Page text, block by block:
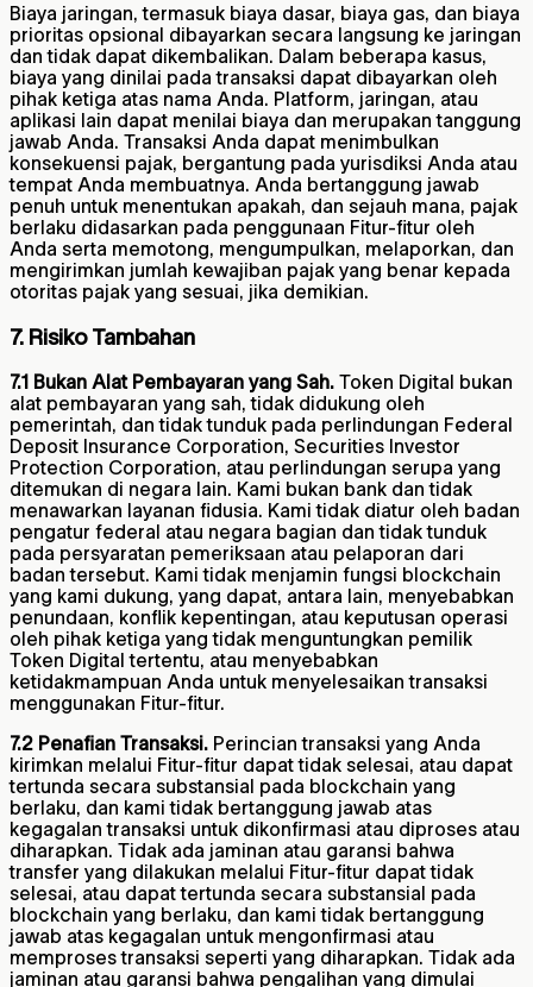
Biaya jaringan, termasuk biaya dasar, biaya gas, dan biaya
prioritas opsional dibayarkan secara langsung ke jaringan
dan tidak dapat dikembalikan. Dalam beberapa kasus,
biaya yang dinilai pada transaksi dapat dibayarkan oleh
pihak ketiga atas nama Anda. Platform, jaringan, atau
aplikasi lain dapat menilai biaya dan merupakan tanggung
jawab Anda. Transaksi Anda dapat menimbulkan
konsekuensi pajak, bergantung pada yurisdiksi Anda atau
tempat Anda membuatnya. Anda bertanggung jawab
penuh untuk menentukan apakah, dan sejauh mana, pajak
berlaku didasarkan pada penggunaan Fitur-fitur oleh
Anda serta memotong, mengumpulkan, melaporkan, dan
mengirimkan jumlah kewajiban pajak yang benar kepada
otoritas pajak yang sesuai, jika demikian.
7. Risiko Tambahan
7.1 Bukan Alat Pembayaran yang Sah. Token Digital bukan
alat pembayaran yang sah, tidak didukung oleh
pemerintah, dan tidak tunduk pada perlindungan Federal
Deposit Insurance Corporation, Securities Investor
Protection Corporation, atau perlindungan serupa yang
ditemukan di negara lain. Kami bukan bank dan tidak
menawarkan layanan fidusia. Kami tidak diatur oleh badan
pengatur federal atau negara bagian dan tidak tunduk
pada persyaratan pemeriksaan atau pelaporan dari
badan tersebut. Kami tidak menjamin fungsi blockchain
yang kami dukung, yang dapat, antara lain, menyebabkan
penundaan, konflik kepentingan, atau keputusan operasi
oleh pihak ketiga yang tidak menguntungkan pemilik
Token Digital tertentu, atau menyebabkan
ketidakmampuan Anda untuk menyelesaikan transaksi
menggunakan Fitur-fitur.
7.2 Penafian Transaksi. Perincian transaksi yang Anda
kirimkan melalui Fitur-fitur dapat tidak selesai, atau dapat
tertunda secara substansial pada blockchain yang
berlaku, dan kami tidak bertanggung jawab atas
kegagalan transaksi untuk dikonfirmasi atau diproses atau
diharapkan. Tidak ada jaminan atau garansi bahwa
transfer yang dilakukan melalui Fitur-fitur dapat tidak
selesai, atau dapat tertunda secara substansial pada
blockchain yang berlaku, dan kami tidak bertanggung
jawab atas kegagalan untuk mengonfirmasi atau
memproses transaksi seperti yang diharapkan. Tidak ada
jaminan atau garansi bahwa pengalihan yang dimulai